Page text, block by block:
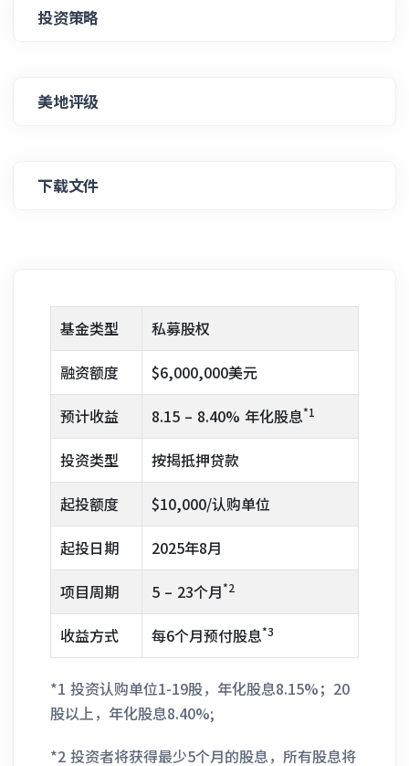
投资策略
美地评级
下载文件
基金类型
私募股权
融资额度
$6,000,000美元
预计收益
8.15 – 8.40% 年化股息*1
投资类型
按揭抵押贷款
起投额度
$10,000/认购单位
起投日期
2025年8月
项目周期
5 – 23个月*2
收益方式 每6个月预付股息*3
*1 投资认购单位1-19股，年化股息8.15%；20
股以上，年化股息8.40%;
*2 投资者将获得最少5个月的股息，所有股息将